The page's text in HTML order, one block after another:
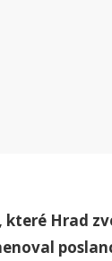
které Hrad